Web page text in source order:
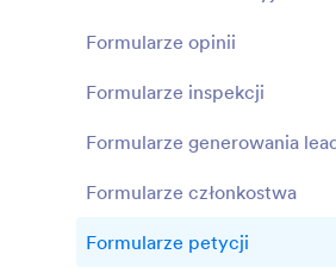
Formularze opinii
Formularze inspekcji
Formularze członkostwa
Formularze petycji